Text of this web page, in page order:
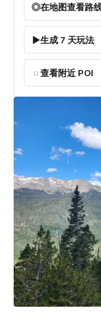
在地图查看路
生成 7 天玩法
查看附近 POI